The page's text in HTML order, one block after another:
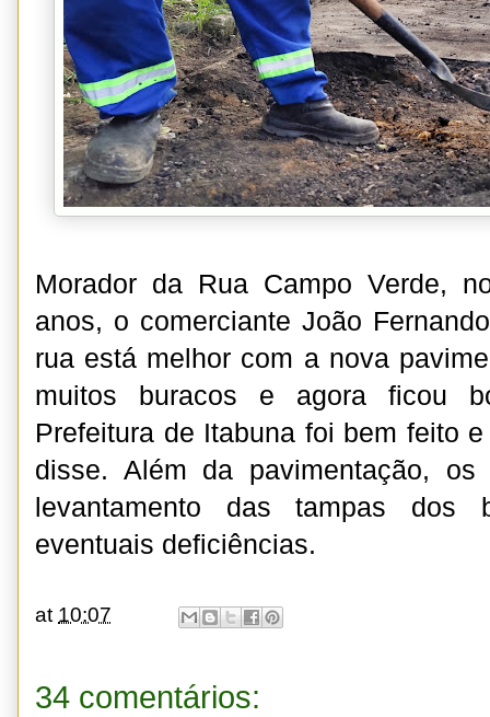
Morador da Rua Campo Verde,
anos, o comerciante João
rua está melhor com a nova
muitos buracos e agora ficou
Prefeitura de Itabuna foi bem feito
disse. Além da pavimentação,
levantamento das tampas dos
eventuais deficiências.
at 10:07
34 comentários: